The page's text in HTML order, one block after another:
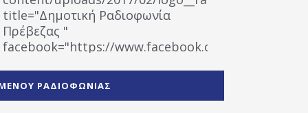
title="Δημοτική Ραδιοφωνία
Πρέβεζας "
facebook="https://www.facebook.com/
1531194763766854/" artist="" ]
ΡΑΔΙΟΦΩΝΙΑΣ